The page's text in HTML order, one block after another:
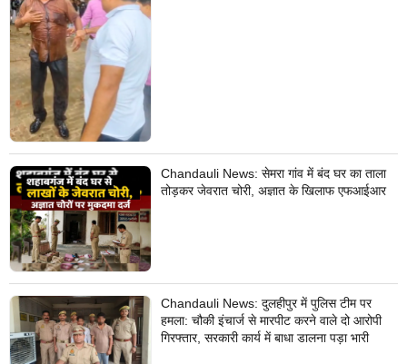
Chandauli News: सेमरा गांव में बंद घर का ताला
तोड़कर जेवरात चोरी, अज्ञात के खिलाफ एफआईआर
Chandauli News: दुलहीपुर में पुलिस टीम पर
हमला: चौकी इंचार्ज से मारपीट करने वाले दो आरोपी
गिरफ्तार, सरकारी कार्य में बाधा डालना पड़ा भारी